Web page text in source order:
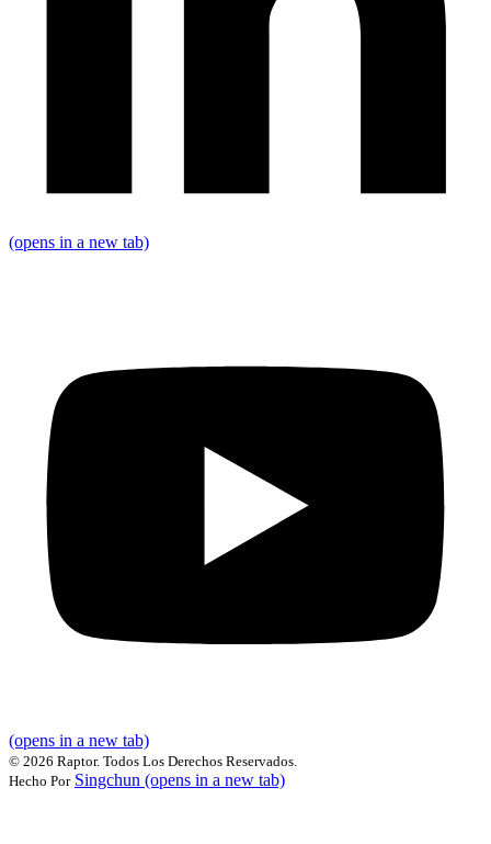
(opens in a new tab)
(opens in a new tab)
© 2026 Raptor. Todos Los Derechos Reservados.
Hecho Por Singchun (opens in a new tab)